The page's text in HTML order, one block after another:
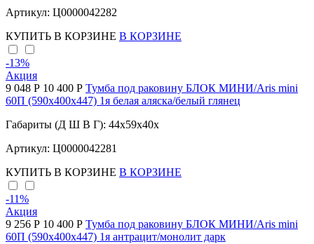
Артикул: Ц0000042282
КУПИТЬ В КОРЗИНЕ В КОРЗИНЕ
-13%
Акция
9 048 Р 10 400 Р Тумба под раковину БЛОК МИНИ/Aris mini
60П (590х400х447) 1я белая аляска/белый глянец
Габариты (Д Ш В Г): 44x59x40x
Артикул: Ц0000042281
КУПИТЬ В КОРЗИНЕ В КОРЗИНЕ
-11%
Акция
9 256 Р 10 400 Р Тумба под раковину БЛОК МИНИ/Aris mini
60П (590х400х447) 1я антрацит/монолит дарк